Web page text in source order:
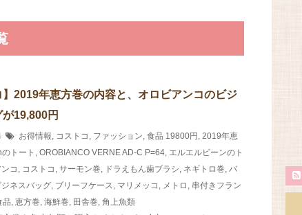
】2019年恵方巻の内容と、オロビアンコのビジ
19,800円
お得情報, コストコ , ファッション, 食品 19800円 , 2019年恵
トート , OROBIANCO VERNE AD-C P=64, エルエルビーンのト
コ , コストコ , サーモン巻, ドラえもん歯ブラシ, ネギトロ巻, バ
ジネスバッグ, ブリーフケース, マリメッコ , メトロ , 串付きフラン
品, 恵方巻, 海鮮巻, 田舎巻, 角上魚類